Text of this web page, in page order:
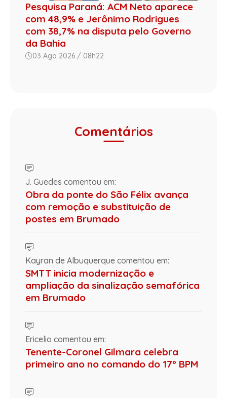
Pesquisa Paraná: ACM Neto aparece
com 48,9% e Jerônimo Rodrigues
com 38,7% na disputa pelo Governo
da Bahia
03 Ago 2026 / 08h22
Comentários
J. Guedes comentou em:
Obra da ponte do São Félix avança
com remoção e substituição de
postes em Brumado
Kayran de Albuquerque comentou em:
SMTT inicia modernização e
ampliação da sinalização semafórica
em Brumado
Ericelio comentou em:
Tenente-Coronel Gilmara celebra
primeiro ano no comando do 17º BPM